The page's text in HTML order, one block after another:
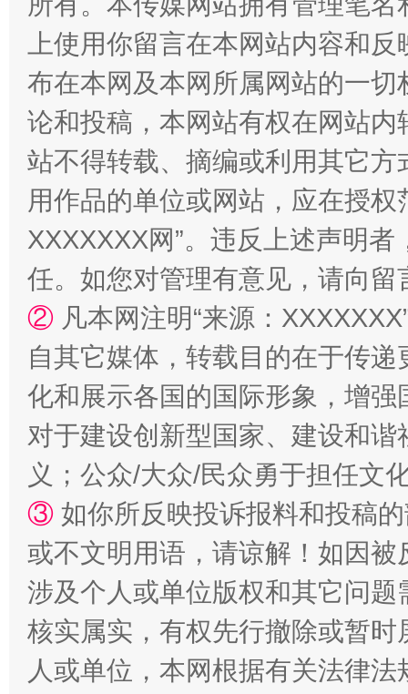
站台名比不上好声名
漫山遍野的桃花与雪山、麦地、白藏房 除
上使用你留言在本网站内容和
布在本网及本网所属网站的一
论和投稿，本网站有权在网站
站不得转载、摘编或利用其它
用作品的单位或网站，应在授
XXXXXXX网”。违反上述声明
任。如您对管理有意见，请向
② 凡本网注明“来源：
自其它媒体，转载目的在于传
化和展示各国的国际形象，增
对于建设创新型国家、建设和
义；公众/大众/民众勇于担任文
③ 如你所反映投诉报料和投稿
或不文明用语，请谅解！如因
涉及个人或单位版权和其它问题
核实属实，有权先行撤除或暂
人或单位，本网根据有关法律